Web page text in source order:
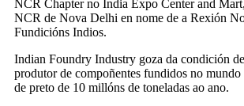
NCR Chapter no India Expo Center and
NCR de Nova Delhi en nome de a Rexión
Fundicións Indios.
Indian Foundry Industry goza da condición
produtor de compoñentes fundidos no
de preto de 10 millóns de toneladas ao ano.